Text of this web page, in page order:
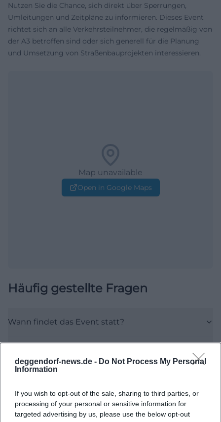
deggendorf-news.de - Do Not Process My Personal
Information
If you wish to opt-out of the sale, sharing to third parties, or
processing of your personal or sensitive information for
targeted advertising by us, please use the below opt-out
Nutzen Sie die Chance, sich direkt über Sperrungen,
Umleitungen und Zeitpläne zu informieren. Dieses Event
richtet sich an alle Verkehrsteilnehmer, die regelmäßig von
der A3 betroffen sind oder sich generell für die Planung
und Umsetzung von Straßenbauprojekten interessieren.
Map unavailable
Open in Google Maps
Häufig gestellte Fragen
Wann findet das Event statt?
Kostet die Teilnahme etwas?